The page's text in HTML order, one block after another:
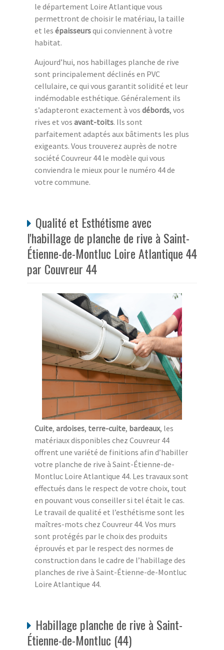
le département Loire Atlantique vous
permettront de choisir le matériau, la taille
et les épaisseursqui conviennent à votre
habitat.
Aujourd’hui, nos habillages planche de rive
sont principalement déclinés en PVC
cellulaire, ce qui vous garantit solidité et leur
indémodable esthétique. Généralement ils
s’adapteront exactement à vos débords, vos
rives et vos avant-toits. Ils sont
parfaitement adaptés aux bâtiments les plus
exigeants. Vous trouverez auprès de notre
société Couvreur 44 le modèle qui vous
conviendra le mieux pour le numéro 44 de
votre commune.
Qualité et Esthétisme avec
l'habillage de planche de rive à Saint-
Étienne-de-Montluc Loire Atlantique 44
par Couvreur 44
Cuite, ardoises, terre-cuite, bardeaux, les
matériaux disponibles chez Couvreur 44
offrent une variété de finitions afin d’habiller
votre planche de rive à Saint-Étienne-de-
Montluc Loire Atlantique 44. Les travaux sont
effectués dans le respect de votre choix, tout
en pouvant vous conseiller si tel était le cas.
Le travail de qualité et l’esthétisme sont les
maîtres-mots chez Couvreur 44. Vos murs
sont protégés par le choix des produits
éprouvés et par le respect des normes de
construction dans le cadre de l’habillage des
planches de rive à Saint-Étienne-de-Montluc
Loire Atlantique 44.
Habillage planche de rive à Saint-
Étienne-de-Montluc (44)